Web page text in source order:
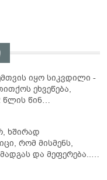
იყო სიკვდილი -
ეხვეწება,
წლის წინ
დედა
ხშირად
რომ მისმენს,
და მეფერება...“